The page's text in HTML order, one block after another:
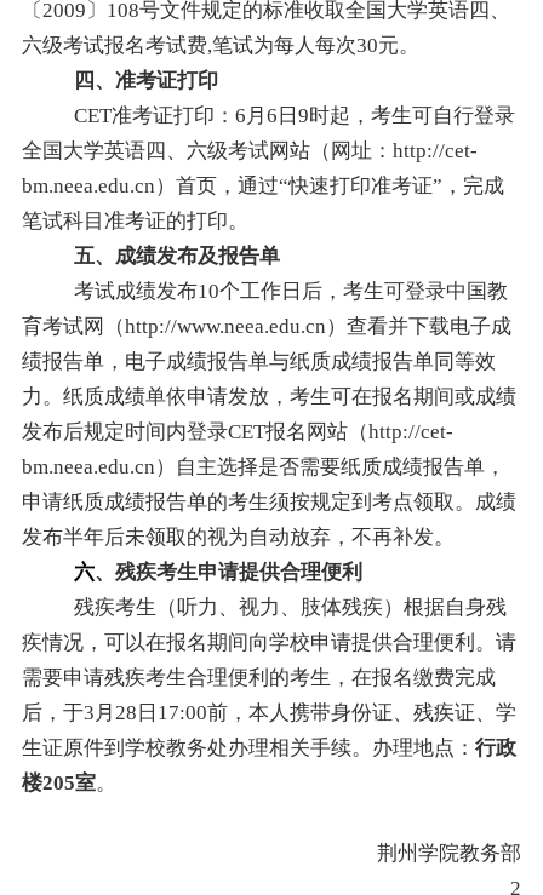
〔2009〕108号文件规定的标准收取全国大学英语四、
六级考试报名考试费,笔试为每人每次30元。
四、准考证打印
CET准考证打印：6月6日9时起，考生可自行登录
全国大学英语四、六级考试网站（ 网址：http://cet-
bm.neea.edu.cn）首页，通过“快速打印准考证”，完成
笔试科目准考证的打印。
五、成绩发布及报告单
考试成绩发布10个工作日后，考生可登录中国教
育考试网（http://www.neea.edu.cn）查看并下载电子成
绩报告单，电子成绩报告单与纸质成绩报告单同等效
力。纸质成绩单依申请发放，考生可在报名期间或成绩
发布后规定时间内登录CET报名网站（http://cet-
bm.neea.edu.cn）自主选择是否需要纸质成绩报告单，
申请纸质成绩报告单的考生须按规定到考点领取。成绩
发布半年后未领取的视为自动放弃，不再补发。
六、残疾考生申请提供合理便利
残疾考生（听力、视力、肢体残疾）根据自身残
疾情况，可以在报名期间向学校申请提供合理便利。请
需要申请残疾考生合理便利的考生，在报名缴费完成
后，于3月28日17:00前，本人携带身份证、残疾证、学
生证原件到学校教务处办理相关手续。办理地点： 行政
楼205室。
荆州学院教务部
2